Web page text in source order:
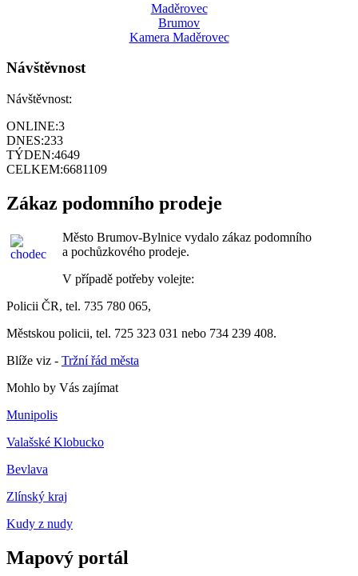
Maděrovec
Brumov
Kamera Maděrovec
Návštěvnost
Návštěvnost:
ONLINE:3
DNES:233
TÝDEN:4649
CELKEM:6681109
Zákaz podomního prodeje
Město Brumov-Bylnice vydalo zákaz podomního
a pochůzkového prodeje.
V případě potřeby volejte:
Policii ČR, tel. 735 780 065,
Městskou policii, tel. 725 323 031 nebo 734 239 408.
Blíže viz - Tržní řád města
Mohlo by Vás zajímat
Munipolis
Valašské Klobucko
Bevlava
Zlínský kraj
Kudy z nudy
Mapový portál